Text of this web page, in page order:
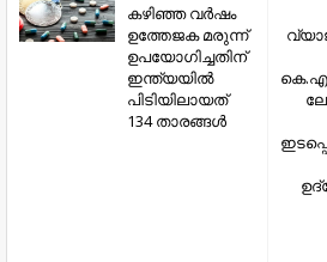
കഴിഞ്ഞ വർഷം
ഉത്തേജക മരുന്ന്
ഉപയോഗിച്ചതിന്
ഇന്ത്യയിൽ
പിടിയിലായത്
134 താരങ്ങൾ